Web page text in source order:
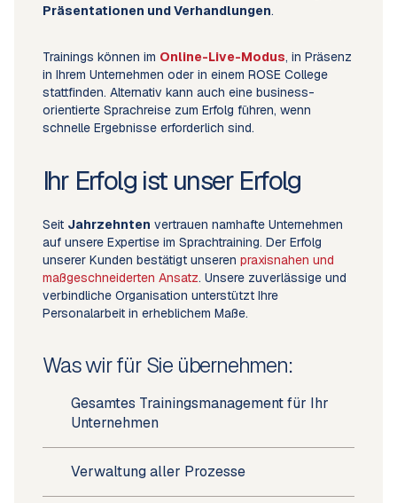
Präsentationen und Verhandlungen.
Trainings können im Online-Live-Modus, in Präsenz
in Ihrem Unternehmen oder in einem ROSE College
stattfinden. Alternativ kann auch eine business-
orientierte Sprachreise zum Erfolg führen, wenn
schnelle Ergebnisse erforderlich sind.
Ihr Erfolg ist unser Erfolg
Seit Jahrzehnten vertrauen namhafte Unternehmen
auf unsere Expertise im Sprachtraining. Der Erfolg
unserer Kunden bestätigt unseren praxisnahen und
maßgeschneiderten Ansatz. Unsere zuverlässige und
verbindliche Organisation unterstützt Ihre
Personalarbeit in erheblichem Maße.
Was wir für Sie übernehmen:
Gesamtes Trainingsmanagement für Ihr
Unternehmen
Verwaltung aller Prozesse